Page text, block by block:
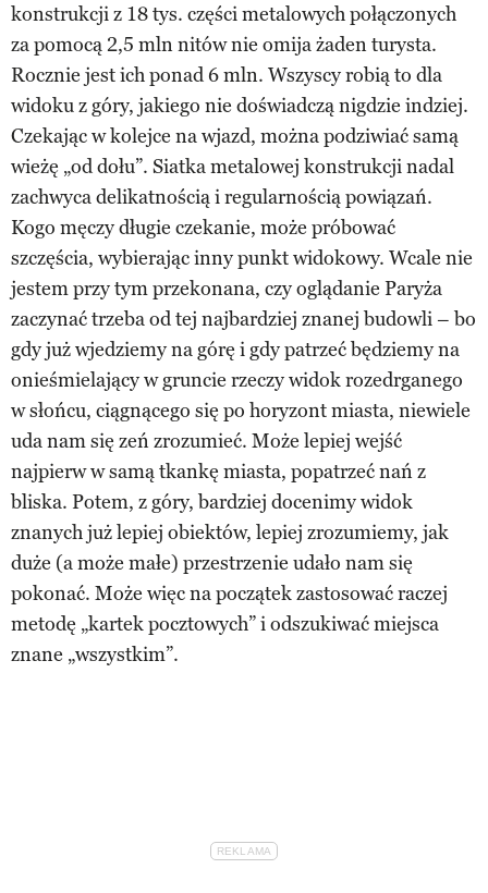
konstrukcji z 18 tys. części metalowych połączonych
za pomocą 2,5 mln nitów nie omija żaden turysta.
Rocznie jest ich ponad 6 mln. Wszyscy robią to dla
widoku z góry, jakiego nie doświadczą nigdzie indziej.
Czekając w kolejce na wjazd, można podziwiać samą
wieżę „od dołu”. Siatka metalowej konstrukcji nadal
zachwyca delikatnością i regularnością powiązań.
Kogo męczy długie czekanie, może próbować
szczęścia, wybierając inny punkt widokowy. Wcale nie
jestem przy tym przekonana, czy oglądanie Paryża
zaczynać trzeba od tej najbardziej znanej budowli – bo
gdy już wjedziemy na górę i gdy patrzeć będziemy na
onieśmielający w gruncie rzeczy widok rozedrganego
w słońcu, ciągnącego się po horyzont miasta, niewiele
uda nam się zeń zrozumieć. Może lepiej wejść
najpierw w samą tkankę miasta, popatrzeć nań z
bliska. Potem, z góry, bardziej docenimy widok
znanych już lepiej obiektów, lepiej zrozumiemy, jak
duże (a może małe) przestrzenie udało nam się
pokonać. Może więc na początek zastosować raczej
metodę „kartek pocztowych” i odszukiwać miejsca
znane „wszystkim”.